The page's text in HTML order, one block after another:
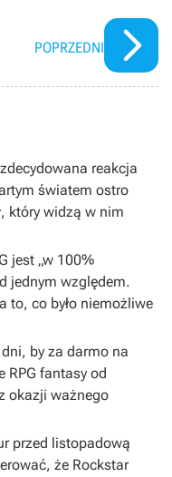
POPRZEDNI
reakcja
światem ostro
który widzą w nim
jest „w 100%
jednym względem.
to, co było niemożliwe
by za darmo na
RPG fantasy od
okazji ważnego
przed listopadową
że Rockstar